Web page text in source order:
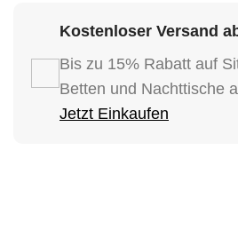
Kostenloser Versand
Bis zu 15% Rabatt auf
Betten und Nachttische
Jetzt Einkaufen